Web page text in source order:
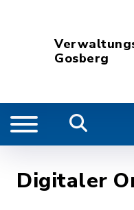
Gosberg
Digitaler